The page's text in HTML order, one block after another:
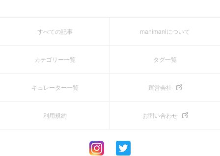
すべての記事 manimaniについて
カテゴリー一覧 タグ一覧
キュレーター一覧 運営会社
利用規約 お問い合わせ